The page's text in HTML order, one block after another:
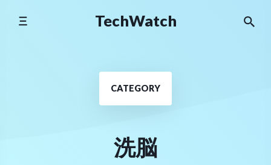
TechWatch
CATEGORY
洗脳